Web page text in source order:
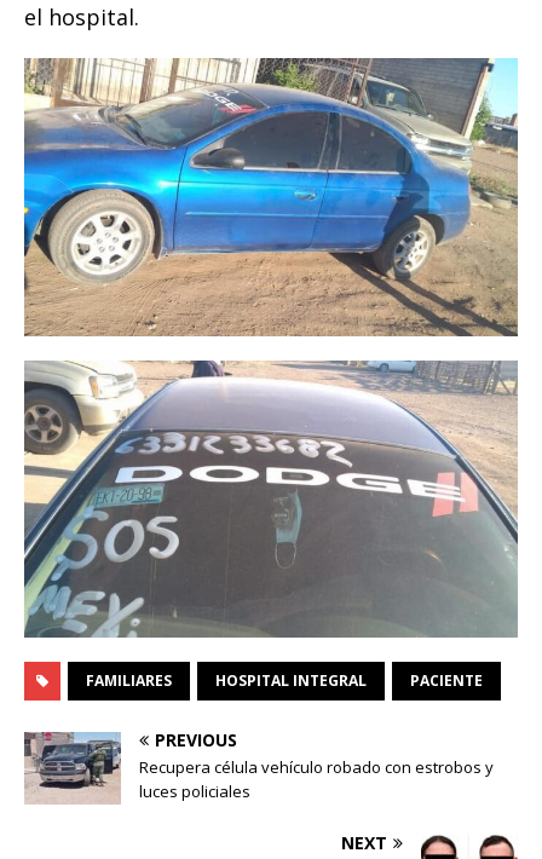
el hospital.
FAMILIARES HOSPITAL INTEGRAL PACIENTE
PREVIOUS
Recupera célula vehículo robado con estrobos y
luces policiales
NEXT